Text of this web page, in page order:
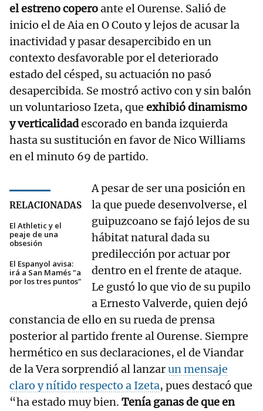
el estreno coperoante el Ourense. Salió de
inicio el de Aia en O Couto y lejos de acusar la
inactividad y pasar desapercibido en un
contexto desfavorable por el deteriorado
estado del césped, su actuación no pasó
desapercibida. Se mostró activo con y sin balón
un voluntarioso Izeta, que exhibió dinamismo
y verticalidadescorado en banda izquierda
hasta su sustitución en favor de Nico Williams
en el minuto 69 de partido.
RELACIONADAS
El Athletic y el
peaje de una
obsesión
El Espanyol avisa:
irá a San Mamés "a
por los tres puntos"
A pesar de ser una posición en
la que puede desenvolverse, el
guipuzcoano se fajó lejos de su
hábitat natural dada su
predilección por actuar por
dentro en el frente de ataque.
Le gustó lo que vio de su pupilo
a Ernesto Valverde, quien dejó
constancia de ello en su rueda de prensa
posterior al partido frente al Ourense. Siempre
hermético en sus declaraciones, el de Viandar
de la Vera sorprendió al lanzarun mensaje
claro y nítido respecto a Izeta, pues destacó que
“ha estado muy bien. Tenía ganas de que en